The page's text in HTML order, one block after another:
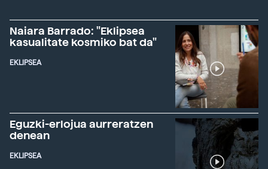
Naiara Barrado: "Eklipsea
kasualitate kosmiko bat da"
EKLIPSEA
Eguzki-erlojua aurreratzen
denean
EKLIPSEA